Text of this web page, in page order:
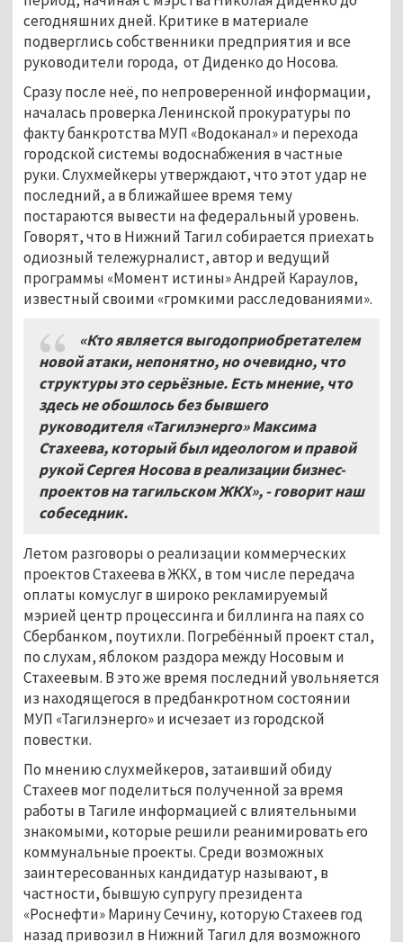
сегодняшних дней. Критике в материале
подверглись собственники предприятия и все
руководители города, от Диденко до Носова.
Сразу после неё, по непроверенной информации,
началась проверка Ленинской прокуратуры по
факту банкротства МУП «Водоканал» и перехода
городской системы водоснабжения в частные
руки. Слухмейкеры утверждают, что этот удар не
последний, а в ближайшее время тему
постараются вывести на федеральный уровень.
Говорят, что в Нижний Тагил собирается приехать
одиозный тележурналист, автор и ведущий
программы «Момент истины» Андрей Караулов,
известный своими «громкими расследованиями».
«Кто является выгодоприобретателем
новой атаки, непонятно, но очевидно, что
структуры это серьёзные. Есть мнение, что
здесь не обошлось без бывшего
руководителя «Тагилэнерго» Максима
Стахеева, который был идеологом и правой
рукой Сергея Носова в реализации бизнес-
проектов на тагильском ЖКХ», - говорит наш
собеседник.
Летом разговоры о реализации коммерческих
проектов Стахеева в ЖКХ, в том числе передача
оплаты комуслуг в широко рекламируемый
мэрией центр процессинга и биллинга на паях со
Сбербанком, поутихли. Погребённый проект стал,
по слухам, яблоком раздора между Носовым и
Стахеевым. В это же время последний увольняется
из находящегося в предбанкротном состоянии
МУП «Тагилэнерго» и исчезает из городской
повестки.
По мнению слухмейкеров, затаивший обиду
Стахеев мог поделиться полученной за время
работы в Тагиле информацией с влиятельными
знакомыми, которые решили реанимировать его
коммунальные проекты. Среди возможных
заинтересованных кандидатур называют, в
частности, бывшую супругу президента
«Роснефти» Марину Сечину, которую Стахеев год
назад привозил в Нижний Тагил для возможного